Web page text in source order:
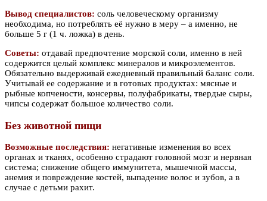
Вывод специалистов: соль человеческому организму
необходима, но потреблять её нужно в меру – а именно, не
больше 5 г (1 ч. ложка) в день.
Советы: отдавай предпочтение морской соли, именно в ней
содержится целый комплекс минералов и микроэлементов.
Обязательно выдерживай ежедневный правильный баланс соли.
Учитывай ее содержание и в готовых продуктах: мясные и
рыбные копчености, консервы, полуфабрикаты, твердые сыры,
чипсы содержат большое количество соли.
Без животной пищи
Возможные последствия: негативные изменения во всех
органах и тканях, особенно страдают головной мозг и нервная
система; снижение общего иммунитета, мышечной массы,
анемия и повреждение костей, выпадение волос и зубов, а в
случае с детьми рахит.